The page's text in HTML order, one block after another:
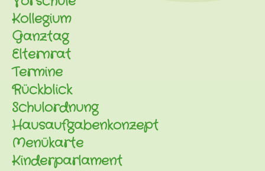
Kollegium
Ganztag
Elternrat
Termine
Rückblick
Schulordnung
Hausaufgabenkonzept
Menükarte
Kinderparlament